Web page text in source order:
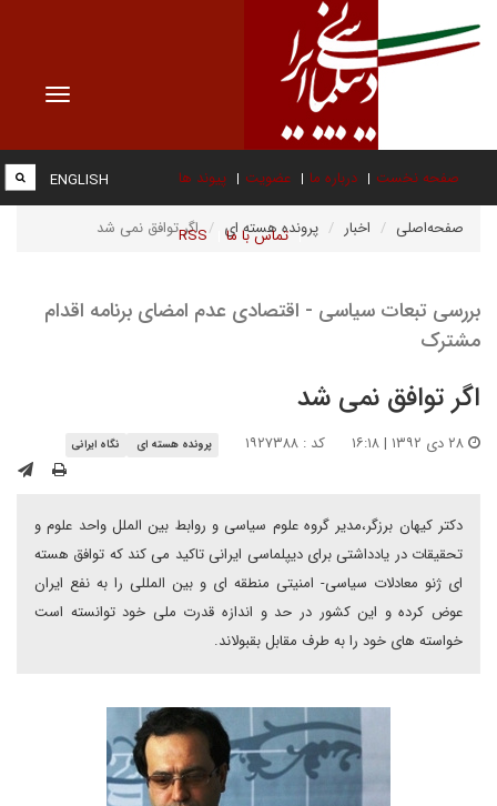
Toggle
صفحه نخست درباره ما عضویت پیوند ها
تماس با ما RSS
ENGLISH
صفحه‌اصلی اخبار پرونده هسته ای اگر توافق نمی شد
بررسی تبعات سیاسی - اقتصادی عدم امضای برنامه اقدام
مشترک
اگر توافق نمی شد
کد : ۱۹۲۷۳۸۸ پرونده هسته ای نگاه ایرانی
دکتر کیهان برزگر،مدیر گروه علوم سیاسی و روابط بین الملل واحد علوم و
تحقیقات در یادداشتی برای دیپلماسی ایرانی تاکید می کند که توافق هسته
ای ژنو معادلات سیاسی- امنیتی منطقه ای و بین المللی را به نفع ایران
عوض کرده و این کشور در حد و اندازه قدرت ملی خود توانسته است
خواسته های خود را به طرف مقابل بقبولاند.